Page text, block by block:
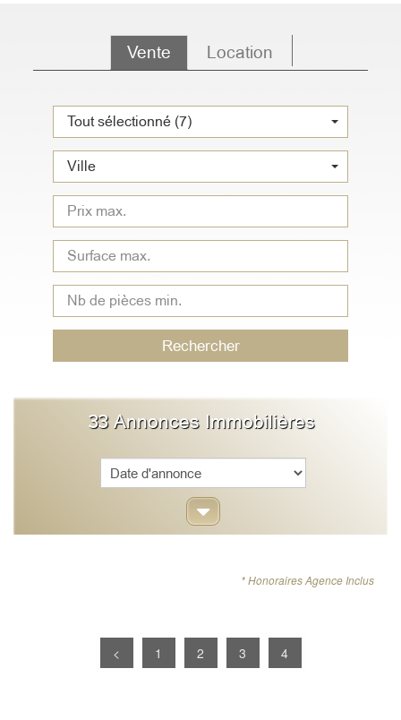
Vente Location
Type
bien
Tout sélectionné (7)
Ville
Rechercher
33Annonces Immobilières
* Honoraires Agence Inclus
< 1 2 3 4